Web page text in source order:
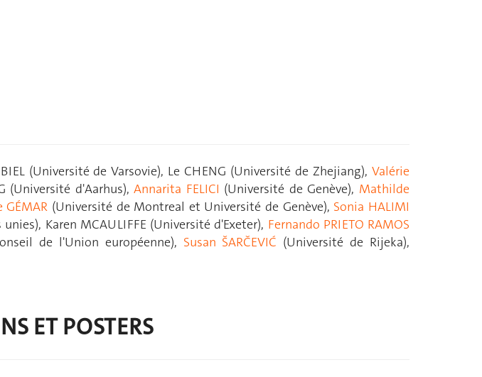
(Université de Varsovie), Le CHENG (Université de Zhejiang), Valérie
(Université d'Aarhus),Annarita FELICI (Université de Genève), Mathilde
GÉMAR (Université de Montreal et Université de Genève), Sonia HALIMI
Karen MCAULIFFE (Université d'Exeter), Fernando PRIETO RAMOS
de l'Union européenne), Susan ŠARČEVIĆ (Université de Rijeka),
ET POSTERS